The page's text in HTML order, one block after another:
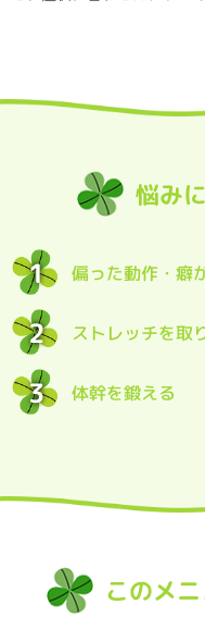
悩み
1 偏った動作・癖
2 ストレッチを取
3 体幹を鍛える
このメ